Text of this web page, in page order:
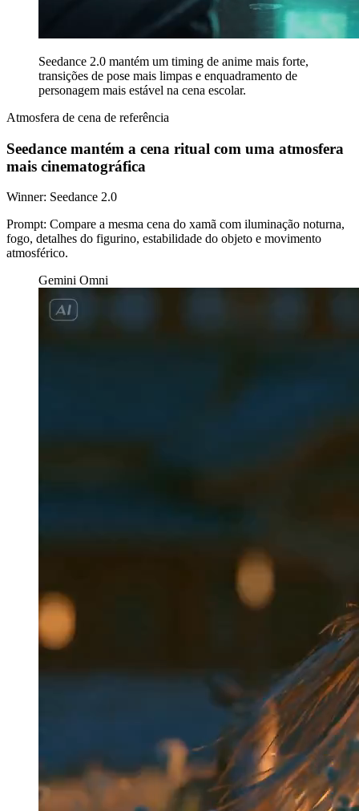
Seedance 2.0 mantém um timing de anime mais forte,
transições de pose mais limpas e enquadramento de
personagem mais estável na cena escolar.
Atmosfera de cena de referência
Seedance mantém a cena ritual com uma atmosfera
mais cinematográfica
Winner: Seedance 2.0
Prompt: Compare a mesma cena do xamã com iluminação noturna,
fogo, detalhes do figurino, estabilidade do objeto e movimento
atmosférico.
Gemini Omni